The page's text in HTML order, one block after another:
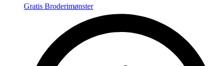
Gratis Broderimønster